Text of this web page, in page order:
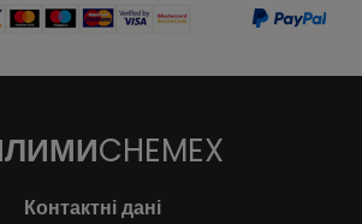
CHEMEX
Контактні дані